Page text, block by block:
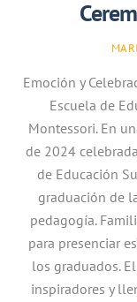
Emoción y
Escuela de
Montessori. En
de 2024
de Educación
graduación de
pedagogía.
para presenciar
los graduados.
inspiradores y